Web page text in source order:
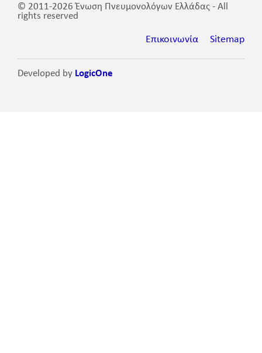
© 2011-2026 Ένωση Πνευμονολόγων Ελλάδας - All
rights reserved
Επικοινωνία Sitemap
Developed by LogicOne